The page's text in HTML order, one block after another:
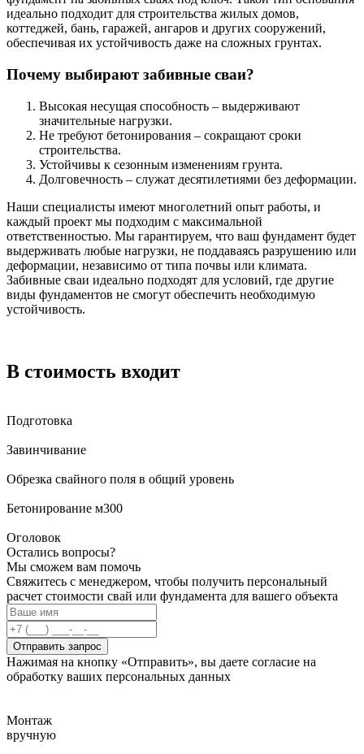
идеально подходит для строительства жилых домов,
коттеджей, бань, гаражей, ангаров и других сооружений,
обеспечивая их устойчивость даже на сложных грунтах.
Почему выбирают забивные сваи?
Высокая несущая способность – выдерживают
значительные нагрузки.
Не требуют бетонирования – сокращают сроки
строительства.
Устойчивы к сезонным изменениям грунта.
Долговечность – служат десятилетиями без деформации.
Наши специалисты имеют многолетний опыт работы, и
каждый проект мы подходим с максимальной
ответственностью. Мы гарантируем, что ваш фундамент будет
выдерживать любые нагрузки, не поддаваясь разрушению или
деформации, независимо от типа почвы или климата.
Забивные сваи идеально подходят для условий, где другие
виды фундаментов не смогут обеспечить необходимую
устойчивость.
В стоимость входит
Подготовка
Завинчивание
Обрезка свайного поля в общий уровень
Бетонирование м300
Оголовок
Остались вопросы?
Мы сможем вам помочь
Свяжитесь с менеджером, чтобы получить персональный
расчет стоимости свай или фундамента для вашего объекта
Отправить запрос
Нажимая на кнопку «Отправить», вы даете согласие на
обработку ваших персональных данных
Монтаж
вручную